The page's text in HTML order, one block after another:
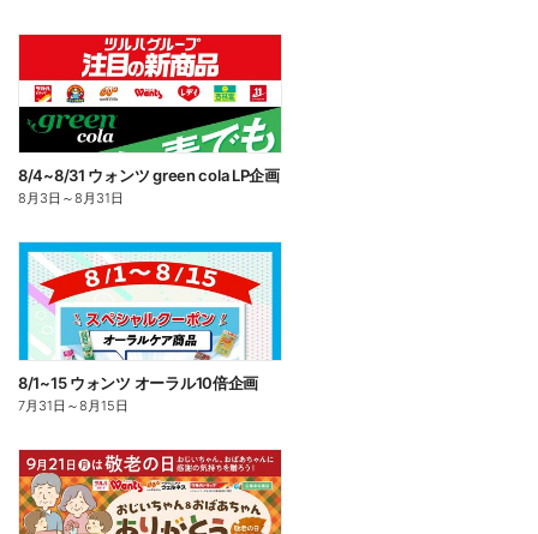
8/4~8/31 ウォンツ green cola LP企画
8月3日 ～8月31日
8/1~15 ウォンツ オーラル10倍企画
7月31日 ～8月15日